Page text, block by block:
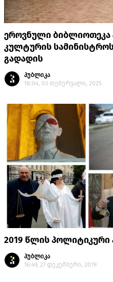
ეროვნული ბიბლიოთეკა
კულტურის
გადადის
პუბლიკა
18:04, 03 თებერვალი, 2025
2019 წლის პოლიტიკური
პუბლიკა
16:49, 27 დეკემბერი, 2019